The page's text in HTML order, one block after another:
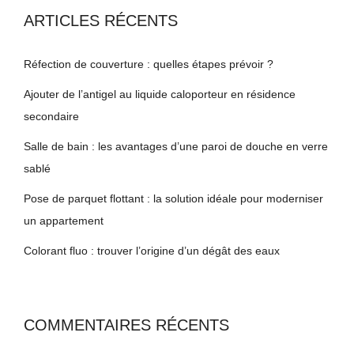
ARTICLES RÉCENTS
Réfection de couverture : quelles étapes prévoir ?
Ajouter de l’antigel au liquide caloporteur en résidence
secondaire
Salle de bain : les avantages d’une paroi de douche en verre
sablé
Pose de parquet flottant : la solution idéale pour moderniser
un appartement
Colorant fluo : trouver l’origine d’un dégât des eaux
COMMENTAIRES RÉCENTS